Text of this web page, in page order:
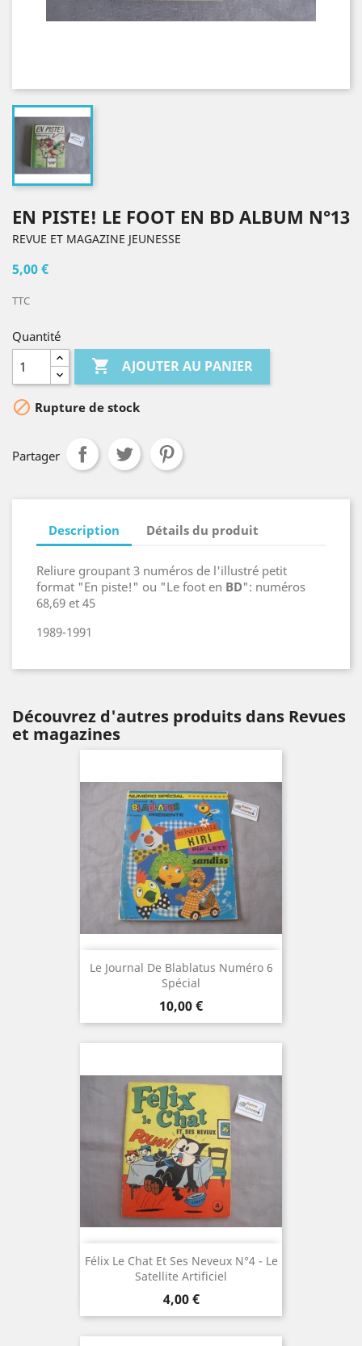
EN PISTE! LE FOOT EN BD ALBUM N°13
REVUE ET MAGAZINE JEUNESSE
5,00 €
TTC
Quantité
 AJOUTER AU PANIER
 Rupture de stock
Partager
Description Détails du produit
Reliure groupant 3 numéros de l'illustré petit
format "En piste!" ou "Le foot en BD": numéros
68,69 et 45
1989-1991
Découvrez d'autres produits dans Revues
et magazines
Le Journal De Blablatus Numéro 6
Spécial
Prix
10,00 €
Félix Le Chat Et Ses Neveux N°4 - Le
Satellite Artificiel
Prix
4,00 €